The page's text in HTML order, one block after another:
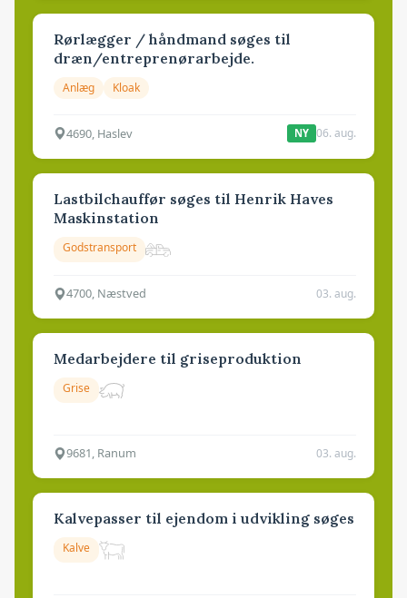
Rørlægger / håndmand søges til
dræn/entreprenørarbejde.
Anlæg Kloak
4690, Haslev NY 06. aug.
Lastbilchauffør søges til Henrik Haves
Maskinstation
Godstransport
4700, Næstved 03. aug.
Medarbejdere til griseproduktion
Grise
9681, Ranum 03. aug.
Kalvepasser til ejendom i udvikling søges
Kalve